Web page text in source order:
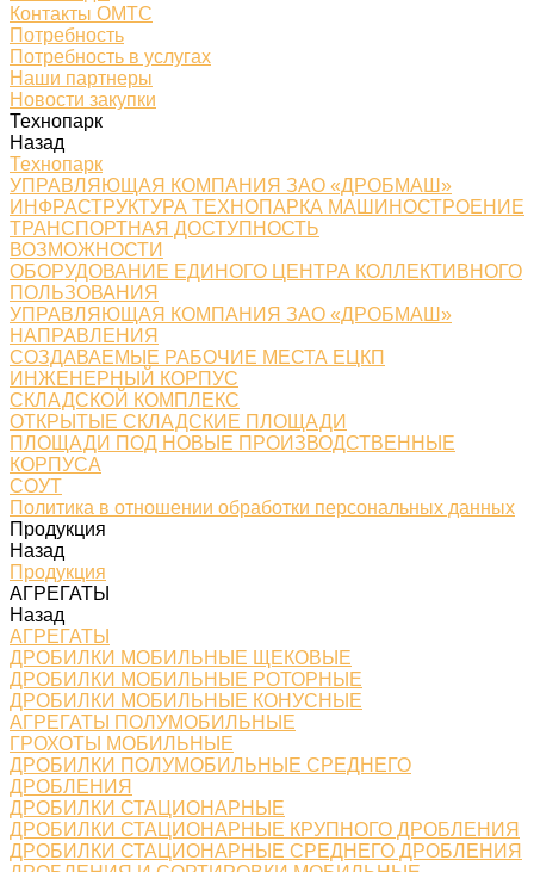
Контакты ОМТС
Потребность
Потребность в услугах
Наши партнеры
Новости закупки
Технопарк
Назад
Технопарк
УПРАВЛЯЮЩАЯ КОМПАНИЯ ЗАО «ДРОБМАШ»
ИНФРАСТРУКТУРА ТЕХНОПАРКА МАШИНОСТРОЕНИЕ
ТРАНСПОРТНАЯ ДОСТУПНОСТЬ
ВОЗМОЖНОСТИ
ОБОРУДОВАНИЕ ЕДИНОГО ЦЕНТРА КОЛЛЕКТИВНОГО
ПОЛЬЗОВАНИЯ
УПРАВЛЯЮЩАЯ КОМПАНИЯ ЗАО «ДРОБМАШ»
НАПРАВЛЕНИЯ
СОЗДАВАЕМЫЕ РАБОЧИЕ МЕСТА ЕЦКП
ИНЖЕНЕРНЫЙ КОРПУС
СКЛАДСКОЙ КОМПЛЕКС
ОТКРЫТЫЕ СКЛАДСКИЕ ПЛОЩАДИ
ПЛОЩАДИ ПОД НОВЫЕ ПРОИЗВОДСТВЕННЫЕ
КОРПУСА
СОУТ
Политика в отношении обработки персональных данных
Продукция
Назад
Продукция
АГРЕГАТЫ
Назад
АГРЕГАТЫ
ДРОБИЛКИ МОБИЛЬНЫЕ ЩЕКОВЫЕ
ДРОБИЛКИ МОБИЛЬНЫЕ РОТОРНЫЕ
ДРОБИЛКИ МОБИЛЬНЫЕ КОНУСНЫЕ
АГРЕГАТЫ ПОЛУМОБИЛЬНЫЕ
ГРОХОТЫ МОБИЛЬНЫЕ
ДРОБИЛКИ ПОЛУМОБИЛЬНЫЕ СРЕДНЕГО
ДРОБЛЕНИЯ
ДРОБИЛКИ СТАЦИОНАРНЫЕ
ДРОБИЛКИ СТАЦИОНАРНЫЕ КРУПНОГО ДРОБЛЕНИЯ
ДРОБИЛКИ СТАЦИОНАРНЫЕ СРЕДНЕГО ДРОБЛЕНИЯ